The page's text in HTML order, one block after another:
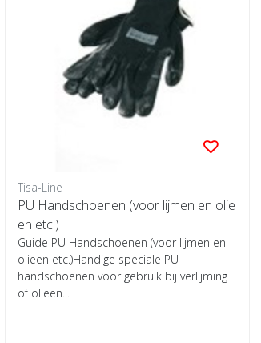
Tisa-Line
PU Handschoenen (voor lijmen en olie
en etc.)
Guide PU Handschoenen (voor lijmen en
olieen etc.)Handige speciale PU
handschoenen voor gebruik bij verlijming
of olieen...